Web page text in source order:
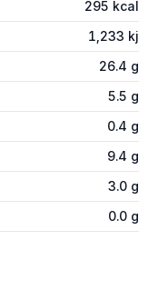
295 kcal
1,233 kj
26.4 g
5.5 g
0.4 g
9.4 g
3.0 g
0.0 g
pr Kg'